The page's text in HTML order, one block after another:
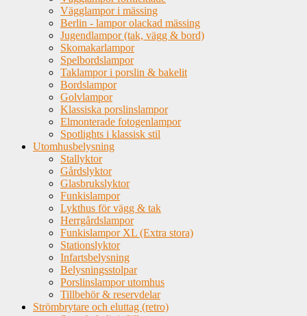
Vägglampor i mässing
Berlin - lampor olackad mässing
Jugendlampor (tak, vägg & bord)
Skomakarlampor
Spelbordslampor
Taklampor i porslin & bakelit
Bordslampor
Golvlampor
Klassiska porslinslampor
Elmonterade fotogenlampor
Spotlights i klassisk stil
Utomhusbelysning
Stallyktor
Gårdslyktor
Glasbrukslyktor
Funkislampor
Lykthus för vägg & tak
Herrgårdslampor
Funkislampor XL (Extra stora)
Stationslyktor
Infartsbelysning
Belysningsstolpar
Porslinslampor utomhus
Tillbehör & reservdelar
Strömbrytare och eluttag (retro)